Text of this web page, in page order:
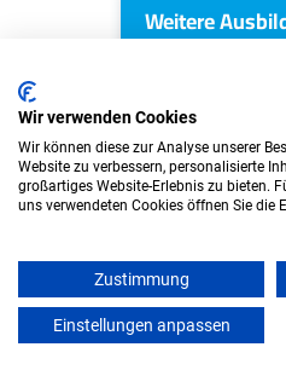
Weitere
KFZ -
Wir verwenden Cookies
Wir können diese zur Analyse unserer
Website zu verbessern, personalisierte
großartiges Website-Erlebnis zu bieten.
uns verwendeten Cookies öffnen Sie die
Zustimmung
Einstellungen anpassen